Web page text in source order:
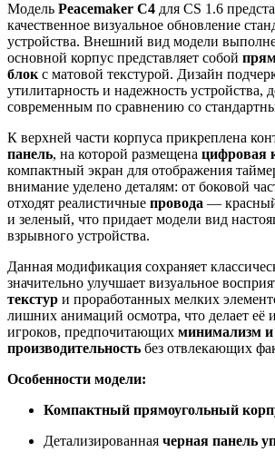
Модель Peacemaker C4 для CS 1.6
качественное визуальное обновление
устройства. Внешний вид модели
основной корпус представляет собой
блокс матовой текстурой. Дизайн
утилитарность и надежность устройства,
современным по сравнению со
К верхней части корпуса прикреплена
панель, на которой размещена цифровая
компактный экран для отображения
внимание уделено деталям: от боковой
отходят реалистичные провода —
и зеленый, что придает модели вид
взрывного устройства.
Данная модификация сохраняет
значительно улучшает визуальное
текстур и проработанных мелких
лишних анимаций осмотра, что делает её
игроков, предпочитающих минимализм и
производительность без отвлекающих
Особенности модели:
Компактный прямоугольный
Детализированная черная панель